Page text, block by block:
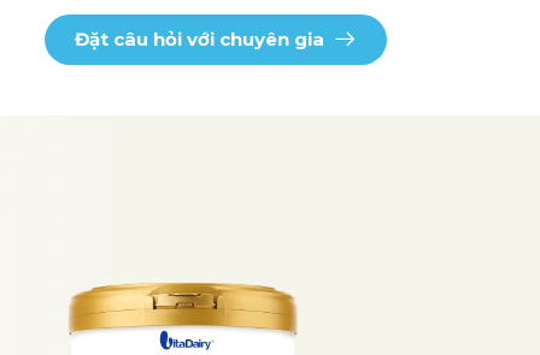
Đặt câu hỏi với chuyên gia